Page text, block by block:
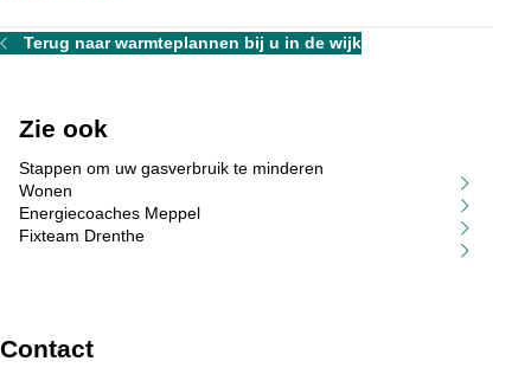
Terug naar warmteplannen bij u in de wijk
Zie ook
Stappen om uw gasverbruik te minderen
Wonen
Energiecoaches Meppel
Fixteam Drenthe
Contact